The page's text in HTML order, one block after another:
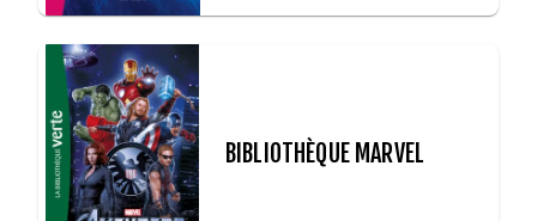
BIBLIOTHÈQUE MARVEL